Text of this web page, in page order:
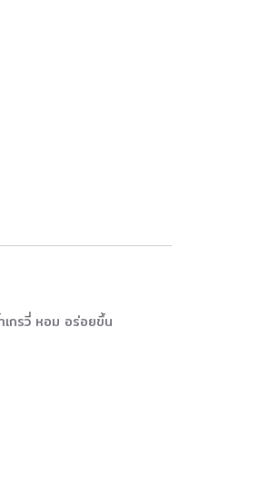
เกรวี่ หอม อร่อยขึ้น